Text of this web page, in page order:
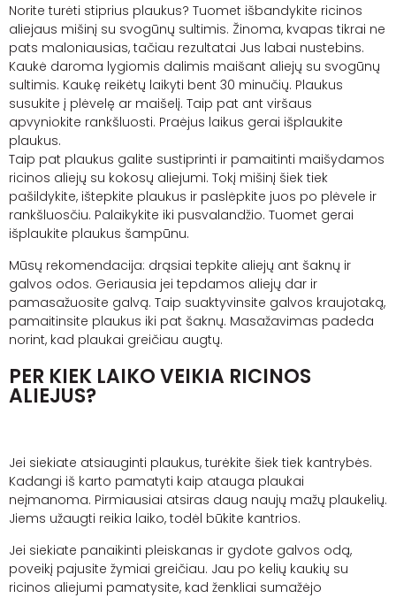
Norite turėti stiprius plaukus? Tuomet išbandykite ricinos
aliejaus mišinį su svogūnų sultimis. Žinoma, kvapas tikrai ne
pats maloniausias, tačiau rezultatai Jus labai nustebins.
Kaukė daroma lygiomis dalimis maišant aliejų su svogūnų
sultimis. Kaukę reikėtų laikyti bent 30 minučių. Plaukus
susukite į plėvelę ar maišelį. Taip pat ant viršaus
apvyniokite rankšluosti. Praėjus laikus gerai išplaukite
plaukus.
Taip pat plaukus galite sustiprinti ir pamaitinti maišydamos
ricinos aliejų su kokosų aliejumi. Tokį mišinį šiek tiek
pašildykite, ištepkite plaukus ir paslėpkite juos po plėvele ir
rankšluosčiu. Palaikykite iki pusvalandžio. Tuomet gerai
išplaukite plaukus šampūnu.
Mūsų rekomendacija: drąsiai tepkite aliejų ant šaknų ir
galvos odos. Geriausia jei tepdamos aliejų dar ir
pamasažuosite galvą. Taip suaktyvinsite galvos kraujotaką,
pamaitinsite plaukus iki pat šaknų. Masažavimas padeda
norint, kad plaukai greičiau augtų.
PER KIEK LAIKO VEIKIA RICINOS
ALIEJUS?
Jei siekiate atsiauginti plaukus, turėkite šiek tiek kantrybės.
Kadangi iš karto pamatyti kaip atauga plaukai
neįmanoma. Pirmiausiai atsiras daug naujų mažų plaukelių.
Jiems užaugti reikia laiko, todėl būkite kantrios.
Jei siekiate panaikinti pleiskanas ir gydote galvos odą,
poveikį pajusite žymiai greičiau. Jau po kelių kaukių su
ricinos aliejumi pamatysite, kad ženkliai sumažėjo